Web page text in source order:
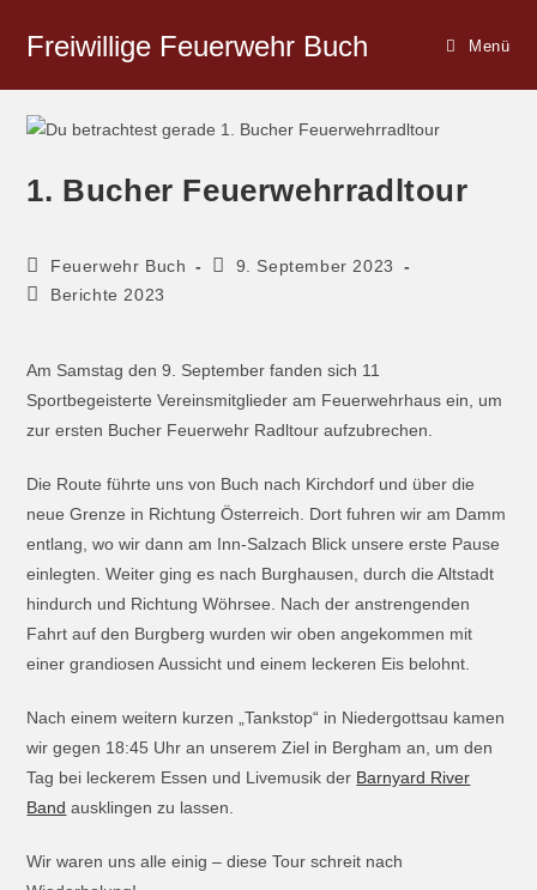
Freiwillige Feuerwehr Buch Menü
1. Bucher Feuerwehrradltour
Feuerwehr Buch
9. September 2023
Berichte 2023
Am Samstag den 9. September fanden sich 11
Sportbegeisterte Vereinsmitglieder am Feuerwehrhaus ein, um
zur ersten Bucher Feuerwehr Radltour aufzubrechen.
Die Route führte uns von Buch nach Kirchdorf und über die
neue Grenze in Richtung Österreich. Dort fuhren wir am Damm
entlang, wo wir dann am Inn-Salzach Blick unsere erste Pause
einlegten. Weiter ging es nach Burghausen, durch die Altstadt
hindurch und Richtung Wöhrsee. Nach der anstrengenden
Fahrt auf den Burgberg wurden wir oben angekommen mit
einer grandiosen Aussicht und einem leckeren Eis belohnt.
Nach einem weitern kurzen „Tankstop“ in Niedergottsau kamen
wir gegen 18:45 Uhr an unserem Ziel in Bergham an, um den
Tag bei leckerem Essen und Livemusik der Barnyard River
Band ausklingen zu lassen.
Wir waren uns alle einig – diese Tour schreit nach